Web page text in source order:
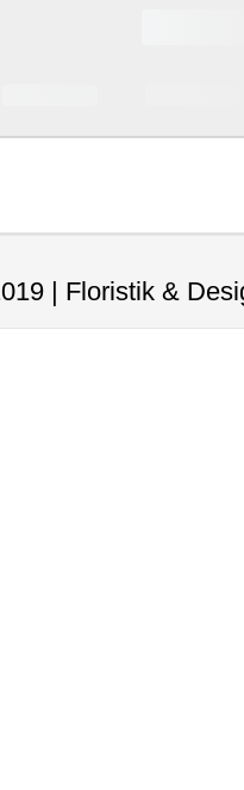
| Floristik &